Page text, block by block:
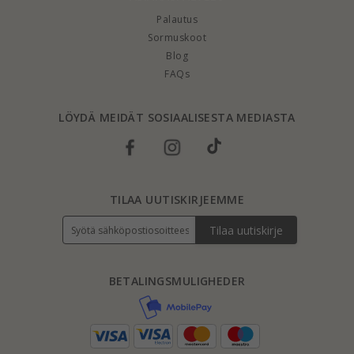
Palautus
Sormuskoot
Blog
FAQs
LÖYDÄ MEIDÄT SOSIAALISESTA MEDIASTA
BETALINGSMULIGHEDER
TILAA UUTISKIRJEEMME
Tilaa uutiskirje